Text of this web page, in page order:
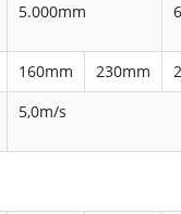
5.000mm
160mm 230mm
5,0m/s